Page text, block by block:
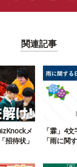
関連記事
メ
招待状」
「霖」4
「雨に関